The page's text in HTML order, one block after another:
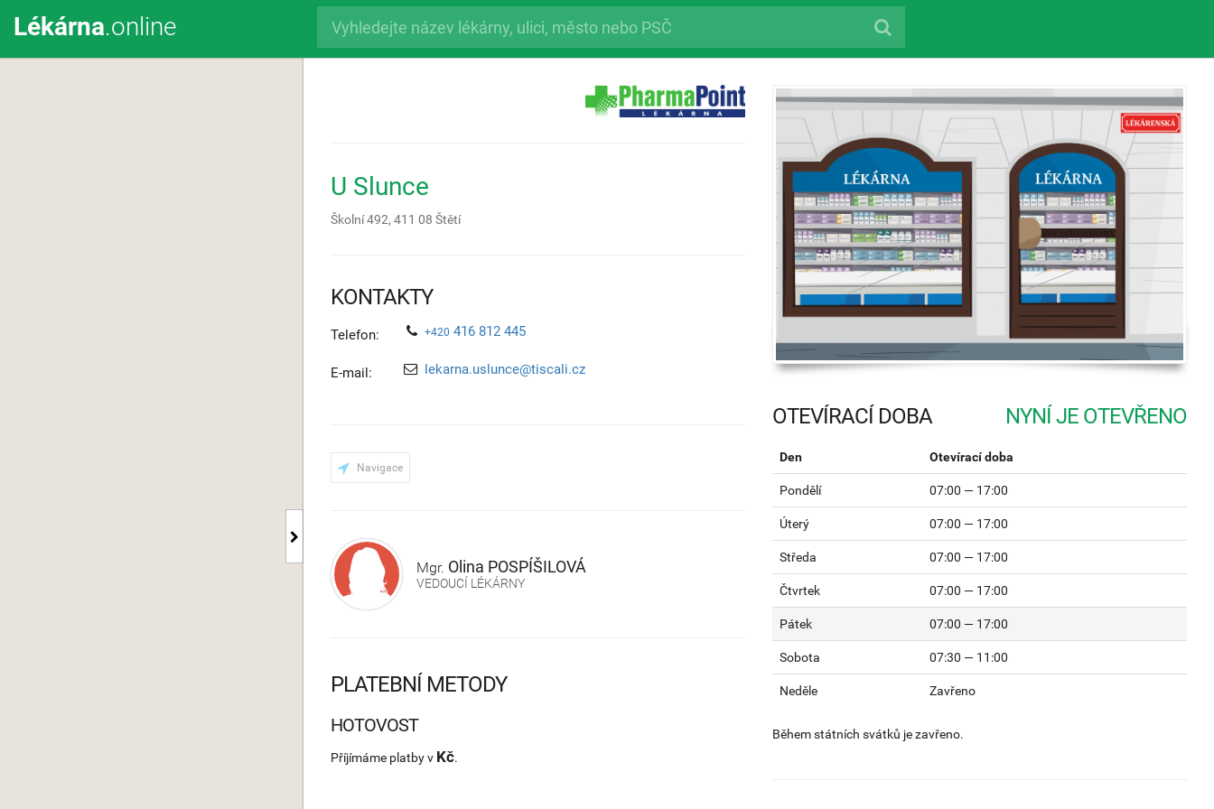
Lékárna.online
U Slunce
Školní 492, 411 08 Štětí
KONTAKTY
Telefon: +420 416 812 445
E-mail: lekarna.uslunce@tiscali.cz
Navigace
Mgr. Olina POSPÍŠILOVÁ
VEDOUCÍ LÉKÁRNY
OTEVÍRACÍ DOBA
Den Otevírací doba
Pondělí 07:00 — 17:00
Úterý 07:00 — 17:00
Středa 07:00 — 17:00
Čtvrtek 07:00 — 17:00
Pátek 07:00 — 17:00
Sobota 07:30 — 11:00
Neděle Zavřeno
Během státních svátků je zavřeno.
PLATEBNÍ METODY
HOTOVOST
Příjímáme platby v Kč.